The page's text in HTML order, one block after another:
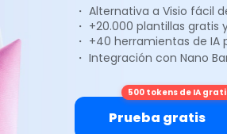
・ Alternativa a Visio fácil
・ +20.000 plantillas
・ +40 herramientas de
・ Integración con Nano
500 tokens de IA
Prueba gratis